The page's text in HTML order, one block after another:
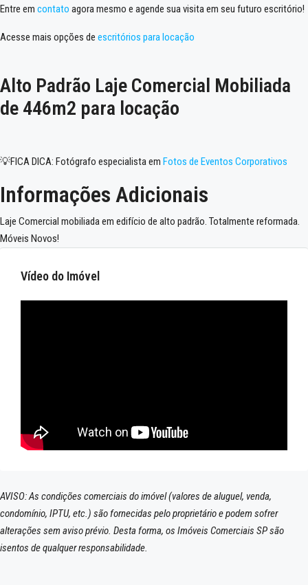
Entre em contato agora mesmo e agende sua visita em seu futuro escritório!
Acesse mais opções de escritórios para locação
Alto Padrão Laje Comercial Mobiliada
de 446m2 para locação
💡FICA DICA: Fotógrafo especialista em Fotos de Eventos Corporativos
Informações Adicionais
Laje Comercial mobiliada em edifício de alto padrão. Totalmente reformada.
Móveis Novos!
Vídeo do Imóvel
AVISO: As condições comerciais do imóvel (valores de aluguel, venda,
condomínio, IPTU, etc.) são fornecidas pelo proprietário e podem sofrer
alterações sem aviso prévio. Desta forma, os Imóveis Comerciais SP são
isentos de qualquer responsabilidade.